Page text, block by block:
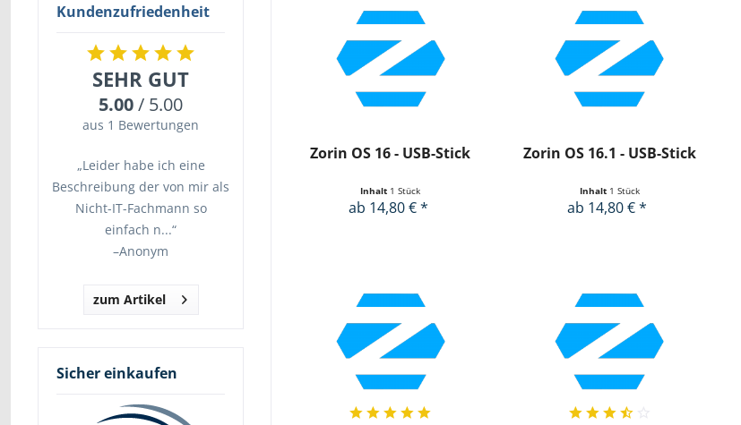
Kundenzufriedenheit
SEHR GUT
5.00/ 5.00
aus 1 Bewertungen
„Leider habe ich eine
Beschreibung der von mir als
Nicht-IT-Fachmann so
einfach n...“
–Anonym
zum Artikel
Sicher einkaufen
Zorin OS 16 - USB-Stick
Inhalt 1 Stück
ab 14,80 € *
Zorin OS 16.1 - USB-Stick
Inhalt 1 Stück
ab 14,80 € *